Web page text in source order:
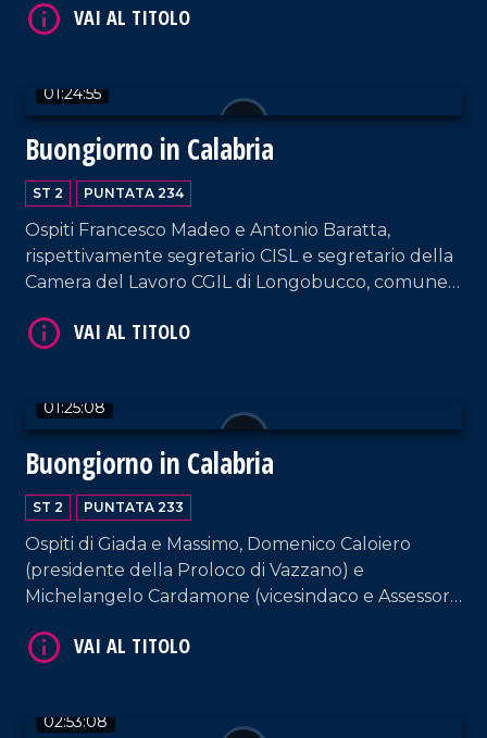
Viola e Luigi Viola, rispettivamente responsabile
01:24:55
Buongiorno in Calabria
ST 2 PUNTATA 234
Ospiti Francesco Madeo e Antonio Baratta,
rispettivamente segretario CISL e segretario della
Camera del Lavoro CGIL di Longobucco, comune
testimoniare l'assemblea permanente contro
01:25:08
Buongiorno in Calabria
ST 2 PUNTATA 233
Ospiti di Giada e Massimo, Domenico Caloiero
(presidente della Proloco di Vazzano) e
Michelangelo Cardamone (vicesindaco e Assessore
02:53:08
VAI AL TITOLO
VAI AL TITOLO